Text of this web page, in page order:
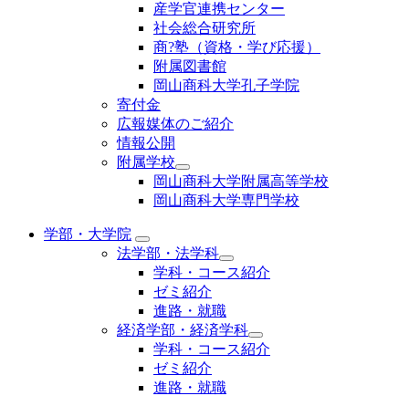
産学官連携センター
社会総合研究所
商?塾（資格・学び応援）
附属図書館
岡山商科大学孔子学院
寄付金
広報媒体のご紹介
情報公開
附属学校
岡山商科大学附属高等学校
岡山商科大学専門学校
学部・大学院
法学部・法学科
学科・コース紹介
ゼミ紹介
進路・就職
経済学部・経済学科
学科・コース紹介
ゼミ紹介
進路・就職